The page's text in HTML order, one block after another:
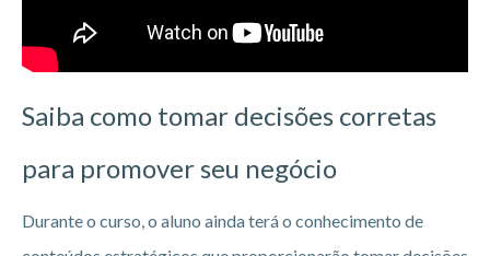
Saiba como tomar decisões corretas
para promover seu negócio
Durante o curso, o aluno ainda terá o conhecimento de